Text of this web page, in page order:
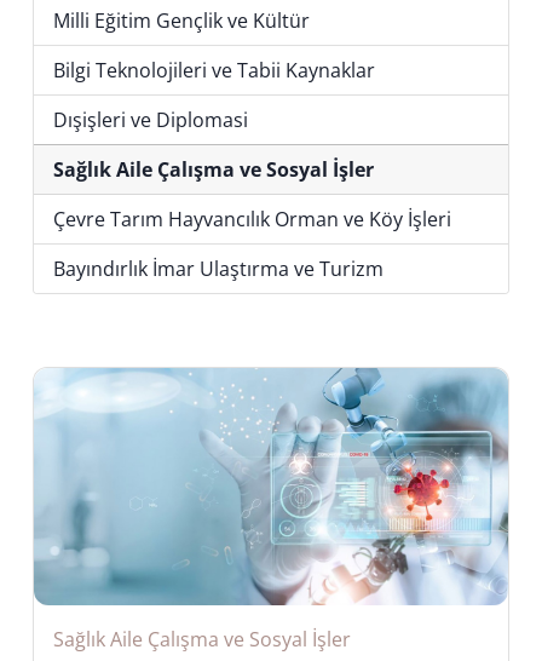
Milli Eğitim Gençlik ve Kültür
Bilgi Teknolojileri ve Tabii Kaynaklar
Dışişleri ve Diplomasi
Sağlık Aile Çalışma ve Sosyal İşler
Çevre Tarım Hayvancılık Orman ve Köy İşleri
Bayındırlık İmar Ulaştırma ve Turizm
Sağlık Aile Çalışma ve Sosyal İşler